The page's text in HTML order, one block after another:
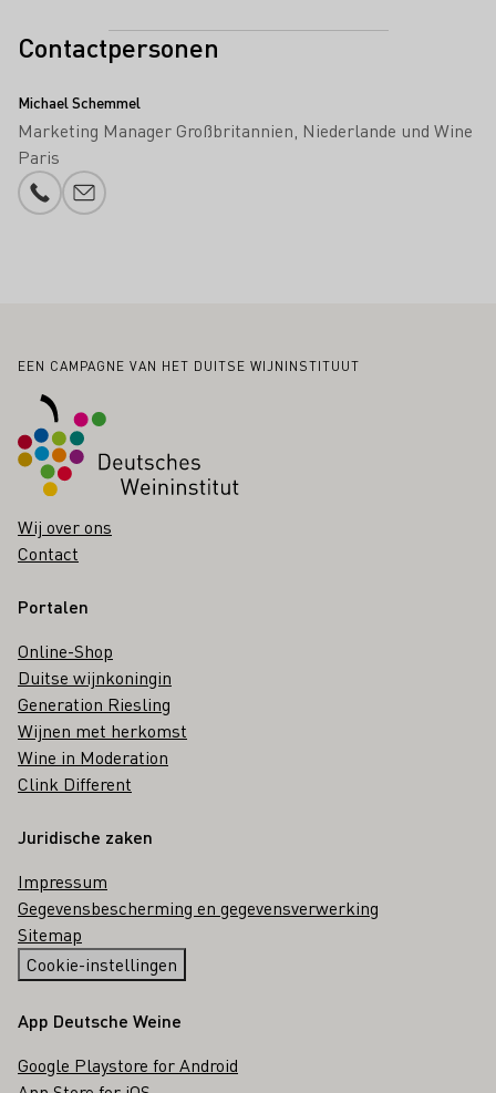
Contactpersonen
Michael Schemmel
Marketing Manager Großbritannien, Niederlande und Wine
Paris
Telefoonnummer
E-mail toevoegen
Voettekst
EEN CAMPAGNE VAN HET DUITSE WIJNINSTITUUT
Wij over ons
Contact
Portalen
Online-Shop
Duitse wijnkoningin
Generation Riesling
Wijnen met herkomst
Wine in Moderation
Clink Different
Juridische zaken
Impressum
Gegevensbescherming en gegevensverwerking
Sitemap
Cookie-instellingen
App Deutsche Weine
Google Playstore for Android